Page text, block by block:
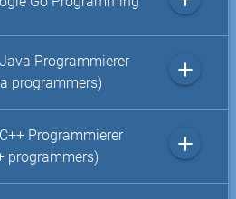
Programmierer
programmers)
add
Programmierer
programmers)
add